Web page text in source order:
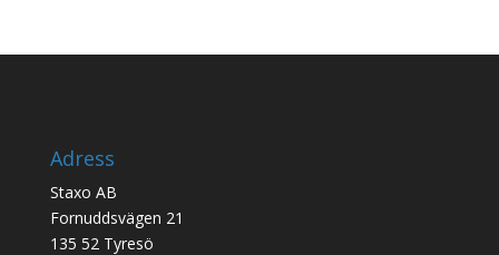
Adress
Staxo AB
Fornuddsvägen 21
135 52 Tyresö